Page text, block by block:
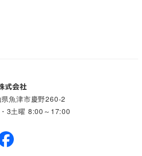
式会社
魚津市慶野260-2
3土曜 8:00～17:00